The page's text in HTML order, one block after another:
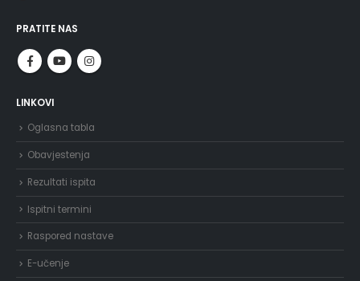
PRATITE NAS
LINKOVI
Oglasna tabla
Obavjestenja
Rezultati ispita
Ispitni termini
Raspored nastave
E-učenje